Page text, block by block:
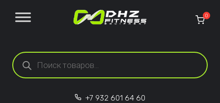
Поиск товаров
0
+7 932 601 64 60